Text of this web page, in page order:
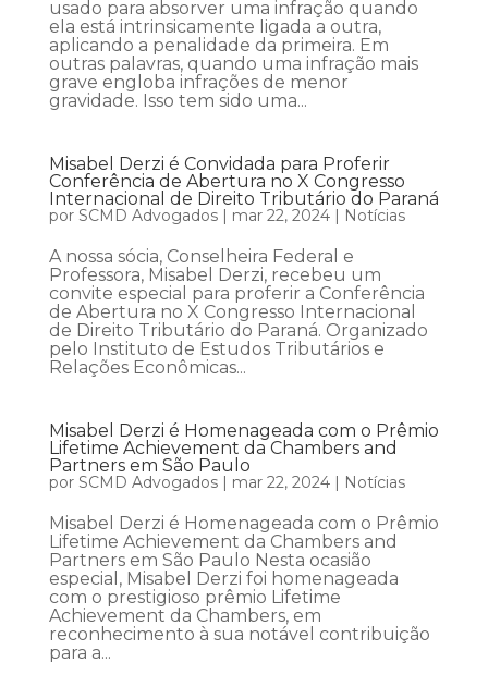
usado para absorver uma infração quando
ela está intrinsicamente ligada a outra,
aplicando a penalidade da primeira. Em
outras palavras, quando uma infração mais
grave engloba infrações de menor
gravidade. Isso tem sido uma...
Misabel Derzi é Convidada para Proferir
Conferência de Abertura no X Congresso
Internacional de Direito Tributário do Paraná
por SCMD Advogados| mar 22, 2024| Notícias
A nossa sócia, Conselheira Federal e
Professora, Misabel Derzi, recebeu um
convite especial para proferir a Conferência
de Abertura no X Congresso Internacional
de Direito Tributário do Paraná. Organizado
pelo Instituto de Estudos Tributários e
Relações Econômicas...
Misabel Derzi é Homenageada com o Prêmio
Lifetime Achievement da Chambers and
Partners em São Paulo
por SCMD Advogados| mar 22, 2024| Notícias
Misabel Derzi é Homenageada com o Prêmio
Lifetime Achievement da Chambers and
Partners em São Paulo Nesta ocasião
especial, Misabel Derzi foi homenageada
com o prestigioso prêmio Lifetime
Achievement da Chambers, em
reconhecimento à sua notável contribuição
para a...